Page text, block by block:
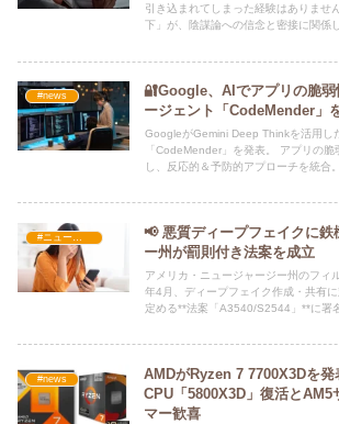
引き込まれてしまった経験はありませ
下」が、陰謀論への信念と密接に関係
#news
🔐Google、AIでアプリの脆
ージェント「CodeMender」
GoogleがGemini Deep Thinkを活用し
「CodeMender」を発表。 アプリの
し、反応的＆予防的アプローチを統合
#ニュース・社会・コラム
📢 悪質ディープフェイクに鉄
ー州が罰則付き法案を成立
アメリカ・ニュージャージー州のフィ
年4月、ディープフェイク作成・共有
定める**法案「A3540/S2544」**に署
#news
AMDがRyzen 7 7700X3Dを
CPU「5800X3D」復活とAM5
マー歓喜